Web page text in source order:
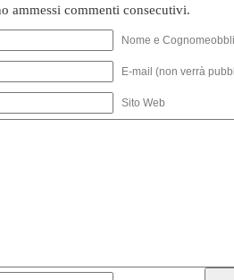
ammessi commenti consecutivi.
Nome e
E-mail (non verrà
Sito Web